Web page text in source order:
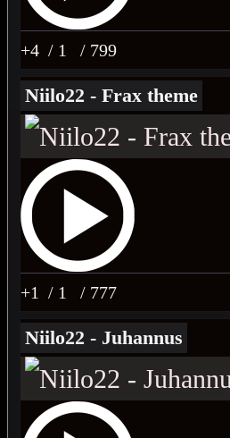
+4 / 1 / 799
Niilo22 - Frax theme
+1 / 1 / 777
Niilo22 - Juhannus